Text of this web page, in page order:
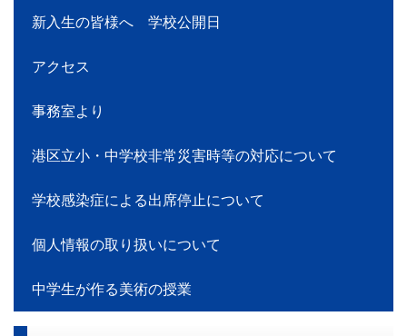
新入生の皆様へ 学校公開日
アクセス
事務室より
港区立小・中学校非常災害時等の対応について
学校感染症による出席停止について
個人情報の取り扱いについて
中学生が作る美術の授業